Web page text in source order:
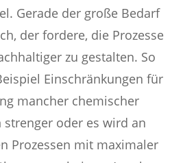
Gerade der große Bedarf
der fordere, die Prozesse
zu gestalten. So
Einschränkungen für
mancher chemischer
oder es wird an
Prozessen mit maximaler